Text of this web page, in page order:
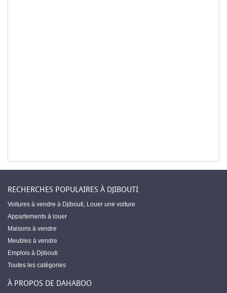
RECHERCHES POPULAIRES À DJIBOUTI
Voitures à vendre à Djibouti, Louer une voiture
Appartements à louer
Maisons à vendre
Meubles à vendre
Emplois à Djibouti
Toutes les catégories
À PROPOS DE DAHABOO